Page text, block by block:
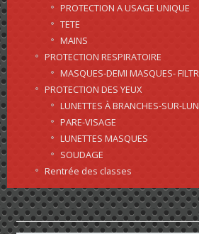
PROTECTION A USAGE UNIQUE
TETE
MAINS
PROTECTION RESPIRATOIRE
MASQUES-DEMI MASQUES-
PROTECTION DES YEUX
LUNETTES À BRANCHES-SUR-
PARE-VISAGE
LUNETTES MASQUES
SOUDAGE
Rentrée des classes